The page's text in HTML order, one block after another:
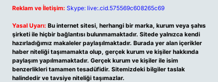
Reklam ve İletişim: Skype: live:.cid.575569c608265c69
Yasal Uyarı: Bu internet sitesi, herhangi bir marka, kurum veya şahıs
şirketi ile hiçbir bağlantısı bulunmamaktadır. Sitede yalnızca kendi
hazırladığımız makaleler paylaşılmaktadır. Burada yer alan içerikler
haber niteliği taşımamakta olup, gerçek kurum ve kişiler hakkında
paylaşım yapılmamaktadır. Gerçek kurum ve kişiler ile isim
benzerlikleri tamamen tesadüfidir. Sitemizdeki bilgiler taslak
halindedir ve tavsiye niteliği taşımazlar.